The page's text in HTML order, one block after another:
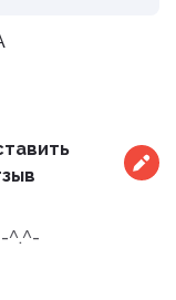
^.^-